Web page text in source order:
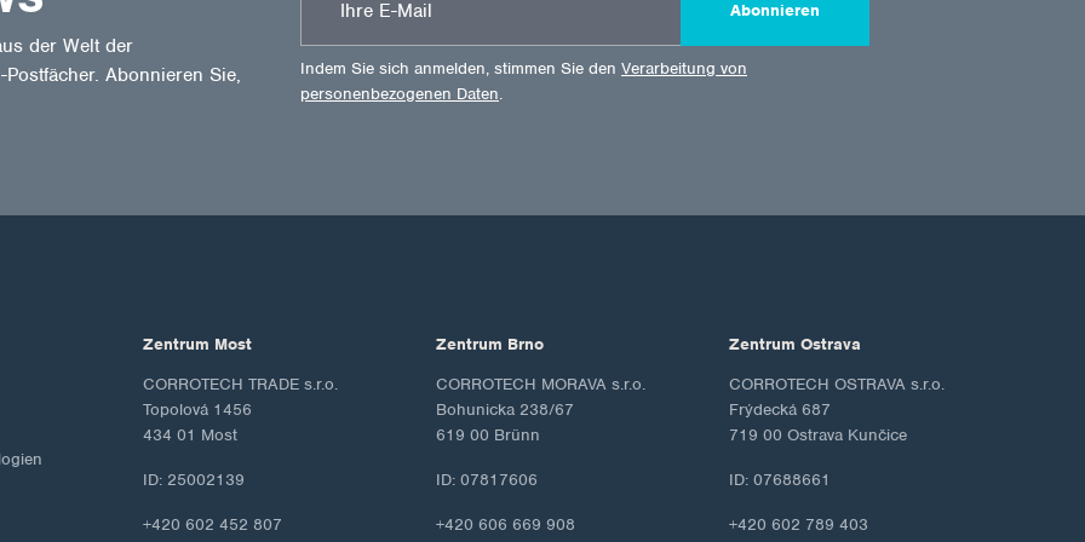
der Welt der
Abonnieren Sie,
Abonnieren
Indem Sie sich anmelden, stimmen Sie den Verarbeitung von
personenbezogenen Daten.
Zentrum Most
CORROTECH TRADE s.r.o.
Topolová 1456
434 01 Most
ID: 25002139
+420 602 452 807
Zentrum Brno
CORROTECH MORAVA s.r.o.
Bohunicka 238/67
619 00 Brünn
ID: 07817606
+420 606 669 908
Zentrum Ostrava
CORROTECH OSTRAVA s.r.o.
Frýdecká 687
719 00 Ostrava Kunčice
ID: 07688661
+420 602 789 403